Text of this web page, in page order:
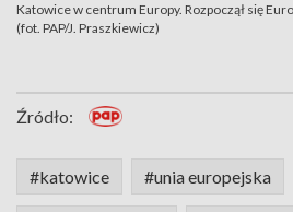
Katowice w centrum Europy. Rozpoczął się
(fot. PAP/J. Praszkiewicz)
Źródło:
#katowice #unia europejska